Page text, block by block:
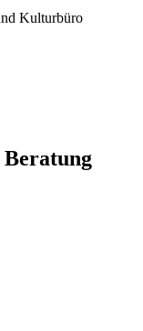
Kulturbüro